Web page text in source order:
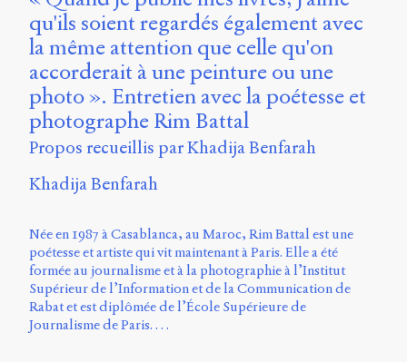
site
Archipel
ligne
Mastodon
Université
de
Campus
de
Longueuil
Local
B1-
12723
150
qu'ils soient regardés également avec
la même attention que celle qu'on
accorderait à une peinture ou une
photo ». Entretien avec la poétesse et
photographe Rim Battal
Propos recueillis par Khadija Benfarah
Khadija Benfarah
Née en 1987 à Casablanca, au Maroc, Rim Battal est une
poétesse et artiste qui vit maintenant à Paris. Elle a été
formée au journalisme et à la photographie à l’Institut
Supérieur de l’Information et de la Communication de
Rabat et est diplômée de l’École Supérieure de
Journalisme de Paris. …